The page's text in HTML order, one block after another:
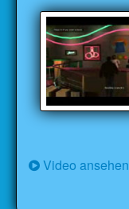
Video ansehen